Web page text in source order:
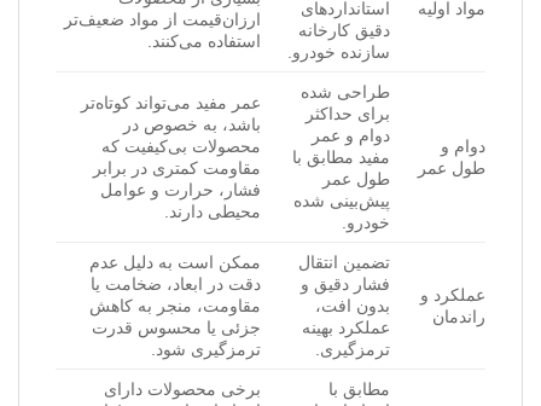
مواد اولیه
استانداردهای
دقیق کارخانه
سازنده خودرو.
ارزان‌قیمت از مواد ضعیف‌تر
استفاده می‌کنند.
دوام و
طول عمر
طراحی شده
برای حداکثر
دوام و عمر
مفید مطابق با
طول عمر
پیش‌بینی شده
خودرو.
عمر مفید می‌تواند کوتاه‌تر
باشد، به خصوص در
محصولات بی‌کیفیت که
مقاومت کمتری در برابر
فشار، حرارت و عوامل
محیطی دارند.
عملکرد و
راندمان
تضمین انتقال
فشار دقیق و
بدون افت،
عملکرد بهینه
ترمزگیری.
ممکن است به دلیل عدم
دقت در ابعاد، ضخامت یا
مقاومت، منجر به کاهش
جزئی یا محسوس قدرت
ترمزگیری شود.
مطابق با
برخی محصولات دارای